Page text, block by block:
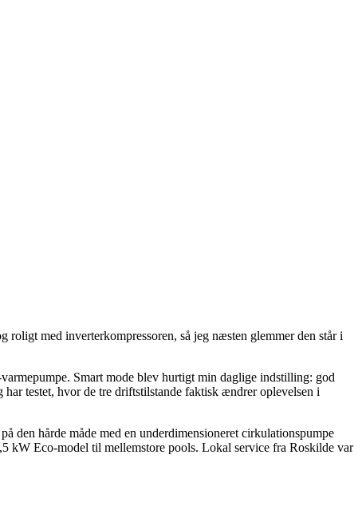
med inverterkompressoren, så jeg næsten glemmer den står i
Smart mode blev hurtigt min daglige indstilling: god
testet, hvor de tre driftstilstande faktisk ændrer oplevelsen i
den hårde måde med en underdimensioneret cirkulationspumpe
kW Eco-model til mellemstore pools. Lokal service fra Roskilde var